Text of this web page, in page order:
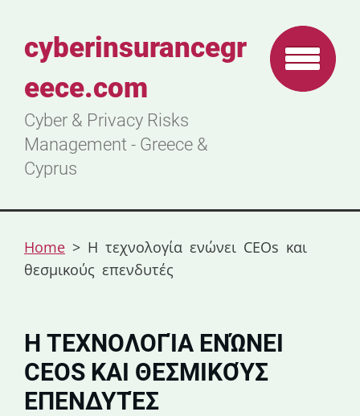
cyberinsurancegr
eece.com
Cyber & Privacy Risks
Management - Greece &
Cyprus
Home > Η τεχνολογία ενώνει CEOs και
θεσμικούς επενδυτές
Η ΤΕΧΝΟΛΟΓΊΑ ΕΝΏΝΕΙ
CEOS ΚΑΙ ΘΕΣΜΙΚΟΎΣ
ΕΠΕΝΔΥΤΈΣ